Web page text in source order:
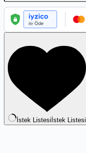
İstek Listesiİstek Listesi